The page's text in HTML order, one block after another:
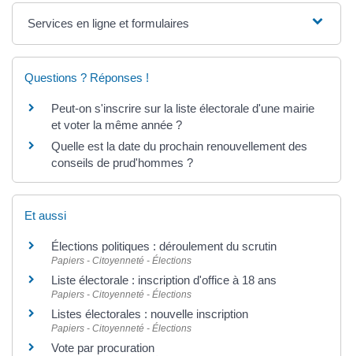
Services en ligne et formulaires
Questions ? Réponses !
Peut-on s'inscrire sur la liste électorale d'une mairie
et voter la même année ?
Quelle est la date du prochain renouvellement des
conseils de prud'hommes ?
Et aussi
Élections politiques : déroulement du scrutin
Papiers - Citoyenneté - Élections
Liste électorale : inscription d'office à 18 ans
Papiers - Citoyenneté - Élections
Listes électorales : nouvelle inscription
Papiers - Citoyenneté - Élections
Vote par procuration